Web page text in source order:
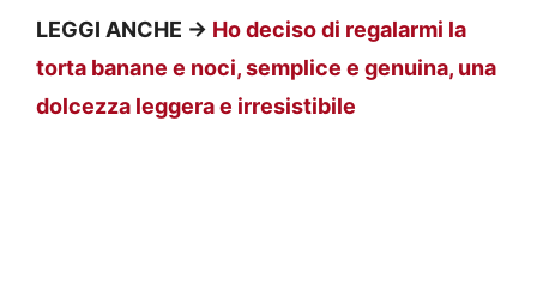
LEGGI ANCHE -> Ho deciso di regalarmi la
torta banane e noci, semplice e genuina, una
dolcezza leggera e irresistibile